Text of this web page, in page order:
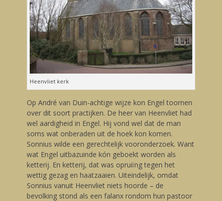
Heenvliet kerk
Op André van Duin-achtige wijze kon Engel toornen
over dit soort practijken. De heer van Heenvliet had
wel aardigheid in Engel. Hij vond wel dat de man
soms wat onberaden uit de hoek kon komen.
Sonnius wilde een gerechtelijk vooronderzoek. Want
wat Engel uitbazuinde kón geboekt worden als
ketterij. En ketterij, dat was opruiïng tegen het
wettig gezag en haatzaaien. Uiteindelijk, omdat
Sonnius vanuit Heenvliet niets hoorde – de
bevolking stond als een falanx rondom hun pastoor